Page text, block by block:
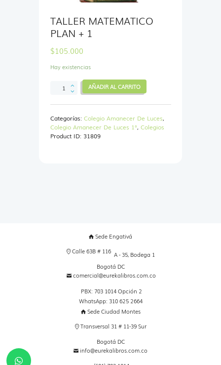
TALLER MATEMATICO
PLAN + 1
$105.000
Hay existencias
TALLER
MATEMATICO
PLAN
1
cantidad
AÑADIR AL CARRITO
Categorías: Colegio Amanecer De Luces,
Colegio Amanecer De Luces 1°, Colegios
Product ID: 31809
Sede Engativá
Calle 63B # 116 A - 35, Bodega 1
Bogotá DC
comercial@eurekalibros.com.co
PBX: 703 1014 Opción 2
WhatsApp: 310 625 2664
Sede Ciudad Montes
Transversal 31 # 11-39 Sur
Bogotá DC
info@eurekalibros.com.co